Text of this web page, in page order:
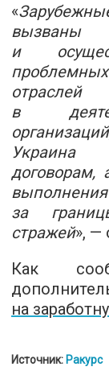
«
вызваны
и
в
Украина
договорам,
за
стражей», —
Как
на
Источник: Ракурс